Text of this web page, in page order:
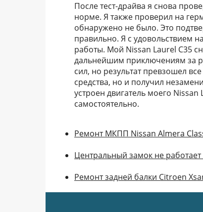
После тест-драйва я снова
норме. Я также проверил на
обнаружено не было. Это
правильно. Я с удовольствием
работы. Мой Nissan Laurel C35
дальнейшим приключениям за
сил, но результат превзошел
средства, но и получил
устроен двигатель моего
самостоятельно.
Ремонт МКПП Nissan Almera
Центральный замок не работает
Ремонт задней балки Citroen